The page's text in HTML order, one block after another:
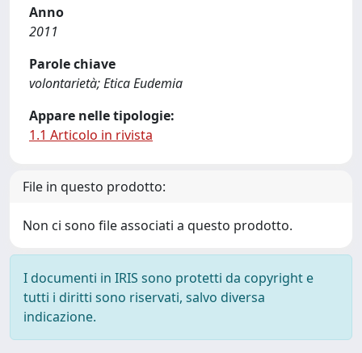
Anno
2011
Parole chiave
volontarietà; Etica Eudemia
Appare nelle tipologie:
1.1 Articolo in rivista
File in questo prodotto:
Non ci sono file associati a questo prodotto.
I documenti in IRIS sono protetti da copyright e
tutti i diritti sono riservati, salvo diversa
indicazione.